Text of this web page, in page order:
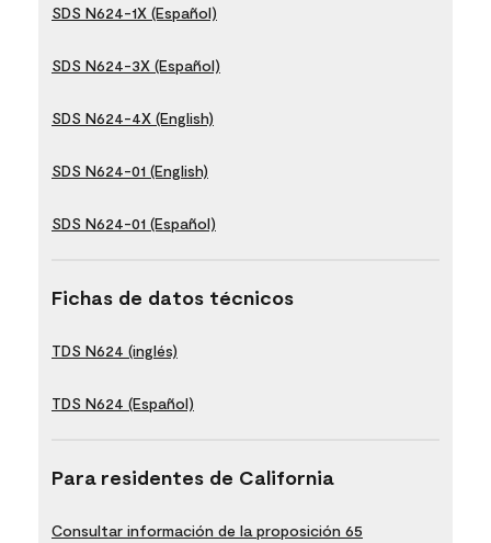
SDS N624-1X (Español)
SDS N624-3X (Español)
SDS N624-4X (English)
SDS N624-01 (English)
SDS N624-01 (Español)
Fichas de datos técnicos
TDS N624 (inglés)
TDS N624 (Español)
Para residentes de California
Consultar información de la proposición 65